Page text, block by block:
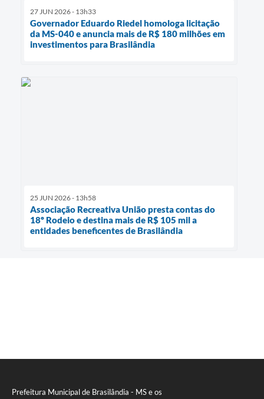
Prefeitura Municipal de Brasilândia - MS e os
27 JUN 2026 - 13h33
Governador Eduardo Riedel homologa licitação
da MS-040 e anuncia mais de R$ 180 milhões em
investimentos para Brasilândia
25 JUN 2026 - 13h58
Associação Recreativa União presta contas do
18º Rodeio e destina mais de R$ 105 mil a
entidades beneficentes de Brasilândia